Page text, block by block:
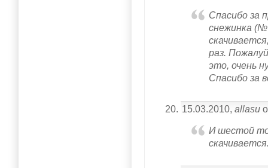
Спасибо за
снежинка
раз.
это, очень
Спасибо за
15.03.2010,allasu
И шестой